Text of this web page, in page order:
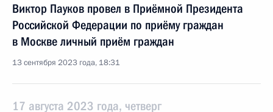
Виктор Пауков провел в Приёмной Президента
Российской Федерации по приёму граждан
в Москве личный приём граждан
13 сентября 2023 года, 18:31
17 августа 2023 года, четверг